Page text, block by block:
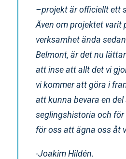
–projekt är officiellt ett
Även om projektet varit
verksamhet ända
Belmont, är det nu
att inse att allt det vi
vi kommer att göra i
att kunna bevara en del
seglingshistoria och
för oss att ägna oss åt
-Joakim Hildén.